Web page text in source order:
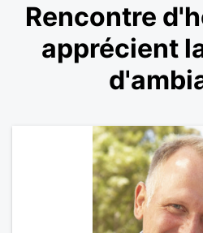
Rencontre
apprécient